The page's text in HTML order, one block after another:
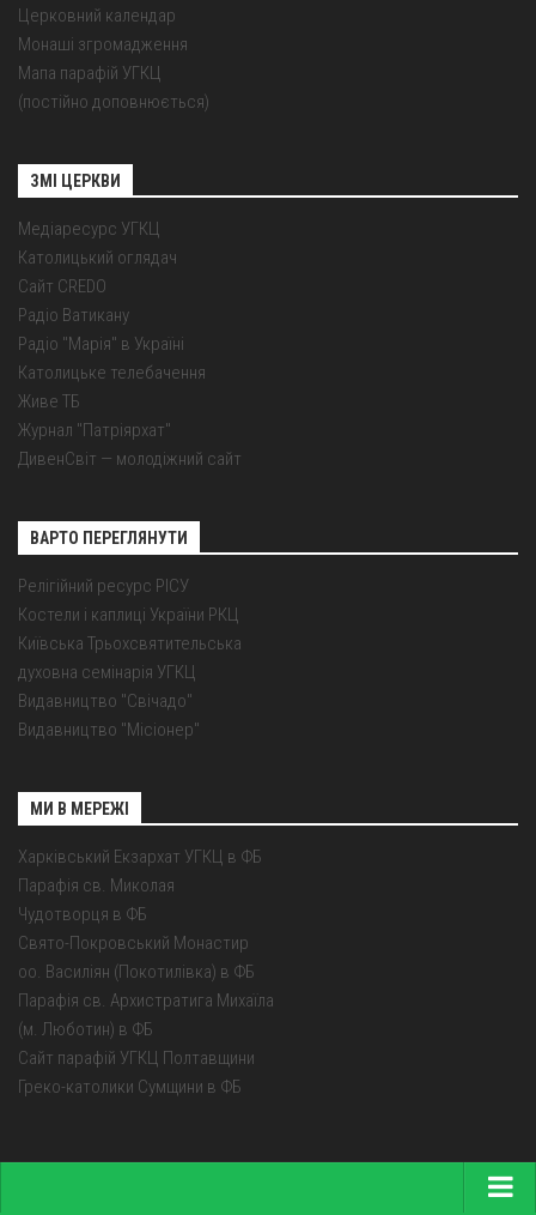
Церковний календар
Монаші згромадження
Мапа парафій УГКЦ
(постійно доповнюється)
ЗМІ ЦЕРКВИ
Медіаресурс УГКЦ
Католицький оглядач
Сайт CREDO
Радіо Ватикану
Радіо "Марія" в Україні
Католицьке телебачення
Живе ТБ
Журнал "Патріярхат"
ДивенСвіт — молодіжний сайт
ВАРТО ПЕРЕГЛЯНУТИ
Релігійний ресурс РІСУ
Костели і каплиці України РКЦ
Київська Трьохсвятительська
духовна семінарія УГКЦ
Видавництво "Свічадо"
Видавництво "Місіонер"
МИ В МЕРЕЖІ
Харківський Екзархат УГКЦ в ФБ
Парафія св. Миколая
Чудотворця в ФБ
Свято-Покровський Монастир
оо. Василіян (Покотилівка) в ФБ
Парафія св. Архистратига Михаїла
(м. Люботин) в ФБ
Сайт парафій УГКЦ Полтавщини
Греко-католики Сумщини в ФБ